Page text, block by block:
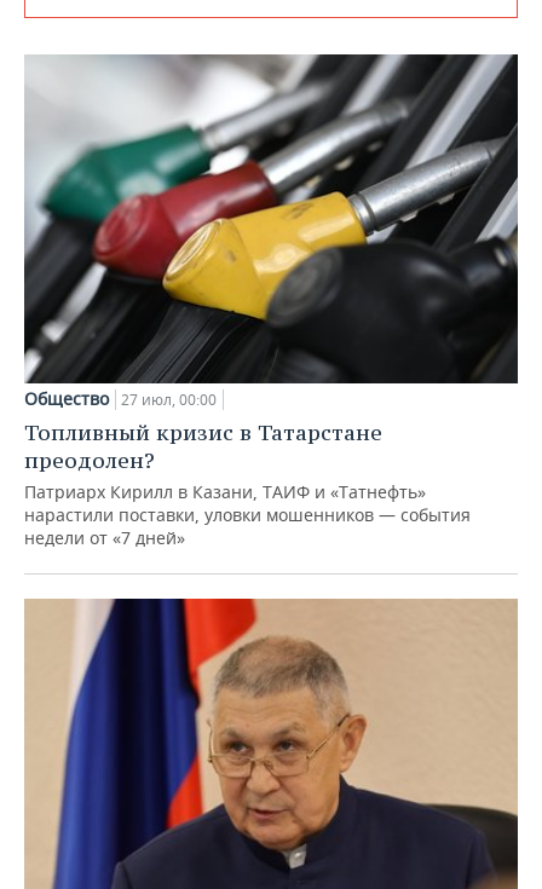
Общество 27 июл, 00:00
Топливный кризис в Татарстане
преодолен?
Патриарх Кирилл в Казани, ТАИФ и «Татнефть»
нарастили поставки, уловки мошенников — события
недели от «7 дней»